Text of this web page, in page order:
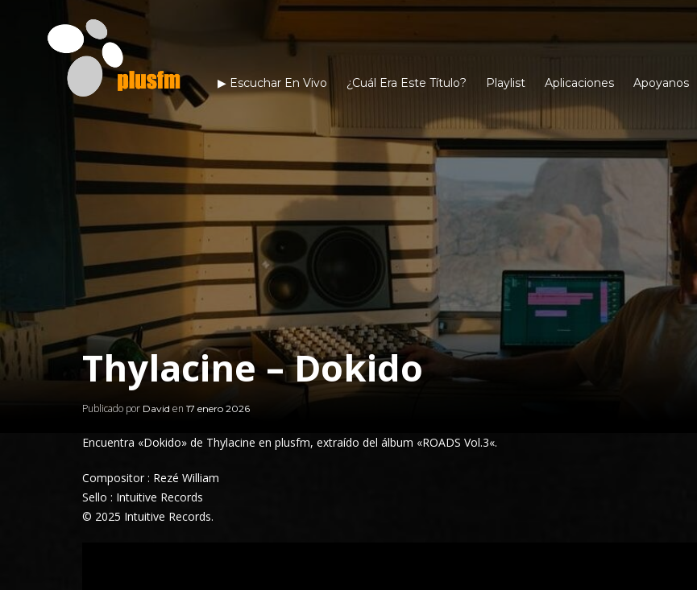
▶︎ Escuchar En Vivo ¿Cuál Era Este Título? Playlist Aplicaciones Apoyanos
Thylacine – Dokido
Publicado por David en 17 enero 2026
Encuentra «Dokido» de Thylacine en plusfm, extraído del álbum «ROADS Vol.3«.
Compositor : Rezé William
Sello : Intuitive Records
© 2025 Intuitive Records.